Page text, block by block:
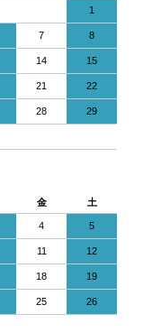
1
7 8
14 15
21 22
28 29
金 土
4 5
11 12
18 19
25 26